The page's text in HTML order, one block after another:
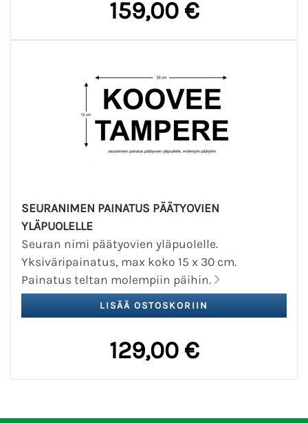
159,00 €
SEURANIMEN PAINATUS PÄÄTYOVIEN
YLÄPUOLELLE
Seuran nimi päätyovien yläpuolelle.
Yksiväripainatus, max koko 15 x 30 cm.
Painatus teltan molempiin päihin.
129,00 €